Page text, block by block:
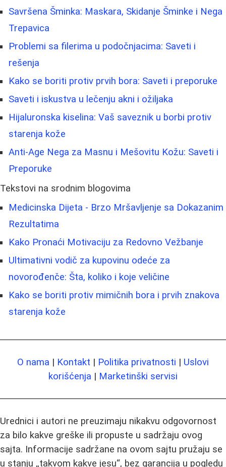
Savršena Šminka: Maskara, Skidanje Šminke i Nega
Trepavica
Problemi sa filerima u podočnjacima: Saveti i
rešenja
Kako se boriti protiv prvih bora: Saveti i preporuke
Saveti i iskustva u lečenju akni i ožiljaka
Hijaluronska kiselina: Vaš saveznik u borbi protiv
starenja kože
Anti-Age Nega za Masnu i Mešovitu Kožu: Saveti i
Preporuke
Tekstovi na srodnim blogovima
Medicinska Dijeta - Brzo Mršavljenje sa Dokazanim
Rezultatima
Kako Pronaći Motivaciju za Redovno Vežbanje
Ultimativni vodič za kupovinu odeće za
novorođenče: Šta, koliko i koje veličine
Kako se boriti protiv mimičnih bora i prvih znakova
starenja kože
O nama | Kontakt | Politika privatnosti | Uslovi
korišćenja | Marketinški servisi
Urednici i autori ne preuzimaju nikakvu odgovornost
za bilo kakve greške ili propuste u sadržaju ovog
sajta. Informacije sadržane na ovom sajtu pružaju se
u stanju „takvom kakve jesu“, bez garancija u pogledu